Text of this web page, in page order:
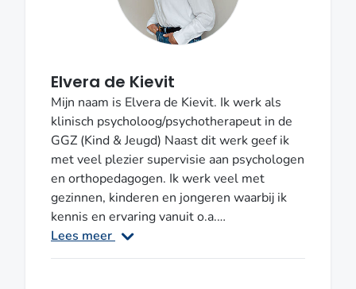
Elvera de Kievit
Mijn naam is Elvera de Kievit. Ik werk als
klinisch psycholoog/psychotherapeut in de
GGZ (Kind & Jeugd) Naast dit werk geef ik
met veel plezier supervisie aan psychologen
en orthopedagogen. Ik werk veel met
gezinnen, kinderen en jongeren waarbij ik
kennis en ervaring vanuit o.a.
systeemtherapie, cognitieve
gedragstherapie (cognitief
Lees meer